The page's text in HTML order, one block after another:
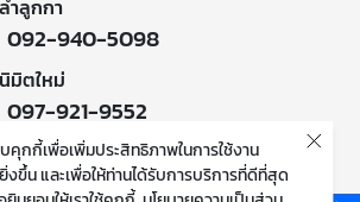
ำลูกกา
092-940-5098
มิตใหม่
097-921-9552
ติดตามข่าวสารของเรา
คุกกี้เพื่อเพิ่มประสิทธิภาพในการใช้งาน
งขึ้น และเพื่อให้ท่านได้รับการบริการที่ดีที่สุด